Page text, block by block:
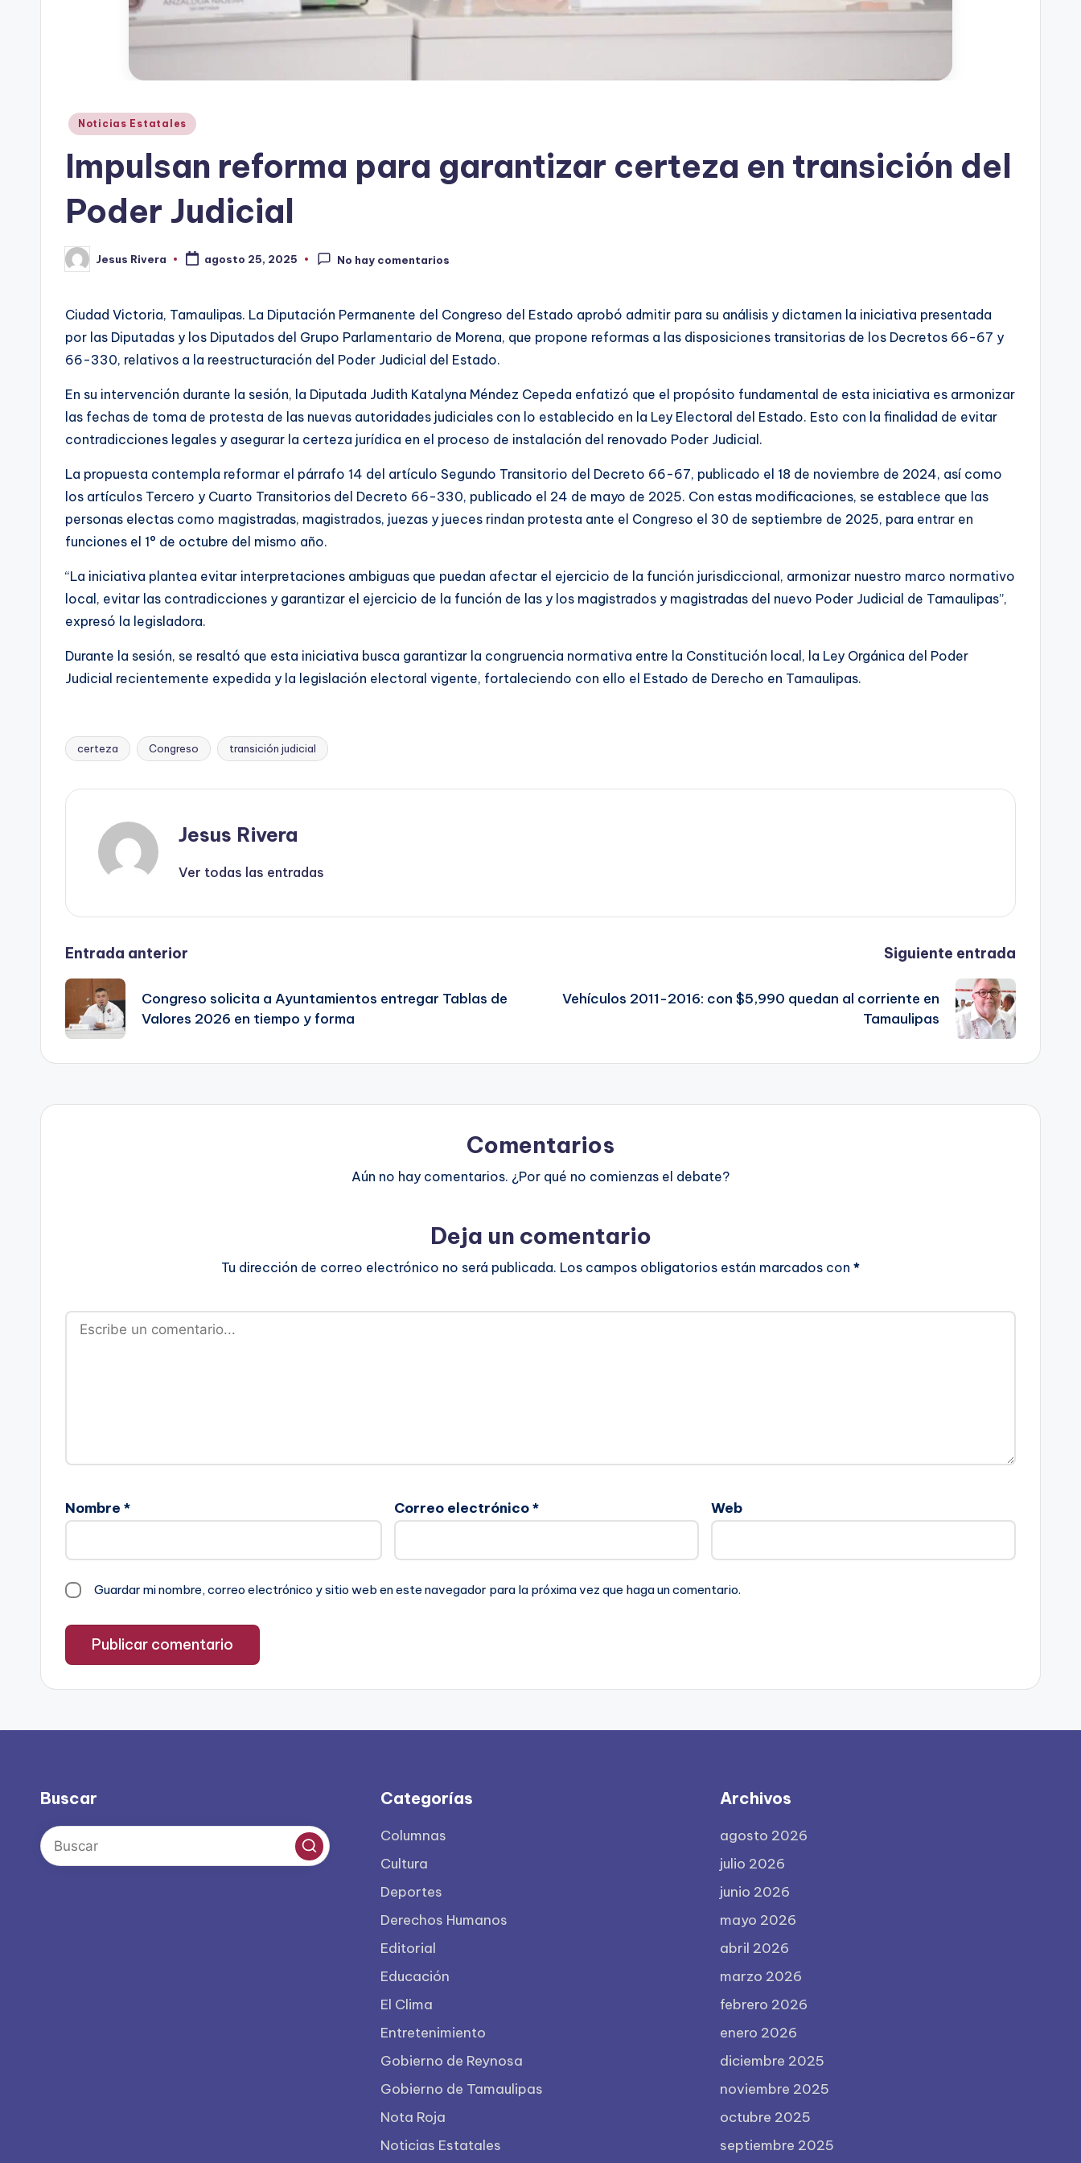
Publicado
Noticias Estatales
Impulsan reforma para garantizar certeza en transición del
Poder Judicial
Publicado
por
Jesus Rivera agosto 25, 2025 No hay comentarios
Ciudad Victoria, Tamaulipas. La Diputación Permanente del Congreso del Estado aprobó admitir para su análisis y dictamen la iniciativa presentada
por las Diputadas y los Diputados del Grupo Parlamentario de Morena, que propone reformas a las disposiciones transitorias de los Decretos 66-67 y
66-330, relativos a la reestructuración del Poder Judicial del Estado.
En su intervención durante la sesión, la Diputada Judith Katalyna Méndez Cepeda enfatizó que el propósito fundamental de esta iniciativa es armonizar
las fechas de toma de protesta de las nuevas autoridades judiciales con lo establecido en la Ley Electoral del Estado. Esto con la finalidad de evitar
contradicciones legales y asegurar la certeza jurídica en el proceso de instalación del renovado Poder Judicial.
La propuesta contempla reformar el párrafo 14 del artículo Segundo Transitorio del Decreto 66-67, publicado el 18 de noviembre de 2024, así como
los artículos Tercero y Cuarto Transitorios del Decreto 66-330, publicado el 24 de mayo de 2025. Con estas modificaciones, se establece que las
personas electas como magistradas, magistrados, juezas y jueces rindan protesta ante el Congreso el 30 de septiembre de 2025, para entrar en
funciones el 1° de octubre del mismo año.
“La iniciativa plantea evitar interpretaciones ambiguas que puedan afectar el ejercicio de la función jurisdiccional, armonizar nuestro marco normativo
local, evitar las contradicciones y garantizar el ejercicio de la función de las y los magistrados y magistradas del nuevo Poder Judicial de Tamaulipas”,
expresó la legisladora.
Durante la sesión, se resaltó que esta iniciativa busca garantizar la congruencia normativa entre la Constitución local, la Ley Orgánica del Poder
Judicial recientemente expedida y la legislación electoral vigente, fortaleciendo con ello el Estado de Derecho en Tamaulipas.
Etiquetas:
certeza Congreso transición judicial
Jesus Rivera
Ver todas las entradas
Navegación
de
entradas
Entrada anterior
Congreso solicita a Ayuntamientos entregar Tablas de
Valores 2026 en tiempo y forma
Siguiente entrada
Vehículos 2011-2016: con $5,990 quedan al corriente en
Tamaulipas
Comentarios
Aún no hay comentarios. ¿Por qué no comienzas el debate?
Deja un comentario
Tu dirección de correo electrónico no será publicada. Los campos obligatorios están marcados con *
Nombre * Correo electrónico* Web
Guardar mi nombre, correo electrónico y sitio web en este navegador para la próxima vez que haga un comentario.
Buscar Categorías
Columnas
Cultura
Deportes
Derechos Humanos
Editorial
Educación
El Clima
Entretenimiento
Gobierno de Reynosa
Gobierno de Tamaulipas
Nota Roja
Noticias Estatales
Archivos
agosto 2026
julio 2026
junio 2026
mayo 2026
abril 2026
marzo 2026
febrero 2026
enero 2026
diciembre 2025
noviembre 2025
octubre 2025
septiembre 2025